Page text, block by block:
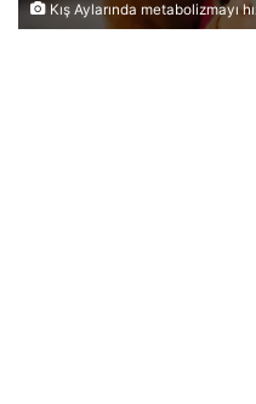
Kış Aylarında metabolizmayı